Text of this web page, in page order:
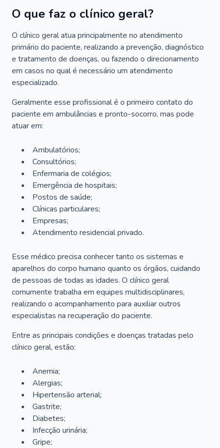
O que faz o clínico geral?
O clínico geral atua principalmente no atendimento
primário do paciente, realizando a prevenção, diagnóstico
e tratamento de doenças, ou fazendo o direcionamento
em casos no qual é necessário um atendimento
especializado.
Geralmente esse profissional é o primeiro contato do
paciente em ambulâncias e pronto-socorro, mas pode
atuar em:
Ambulatórios;
Consultórios;
Enfermaria de colégios;
Emergência de hospitais;
Postos de saúde;
Clínicas particulares;
Empresas;
Atendimento residencial privado.
Esse médico precisa conhecer tanto os sistemas e
aparelhos do corpo humano quanto os órgãos, cuidando
de pessoas de todas as idades. O clínico geral
comumente trabalha em equipes multidisciplinares,
realizando o acompanhamento para auxiliar outros
especialistas na recuperação do paciente.
Entre as principais condições e doenças tratadas pelo
clínico geral, estão:
Anemia;
Alergias;
Hipertensão arterial;
Gastrite;
Diabetes;
Infecção urinária;
Gripe;